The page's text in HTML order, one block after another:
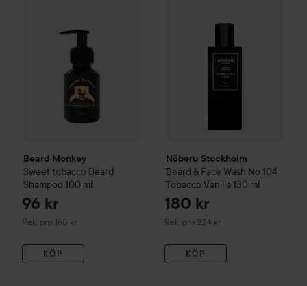
Beard Monkey
Sweet tobacco Beard
Shampoo 100 ml
96 kr
Rek. pris 160 kr
Rekommenderat pris 160 kr
KÖP
Nõberu Stockholm
Beard & Face Wash No 104
Tobacco Vanilla 130 ml
180 kr
Rek. pris 224 kr
Rekommenderat pris 224 kr
KÖP